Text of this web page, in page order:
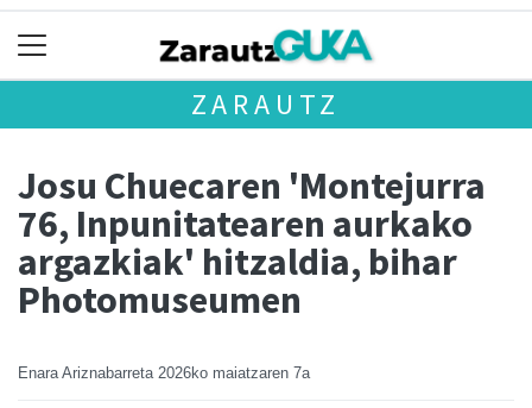
ZARAUTZ
Josu Chuecaren 'Montejurra
76, Inpunitatearen aurkako
argazkiak' hitzaldia, bihar
Photomuseumen
Enara Ariznabarreta 2026ko maiatzaren 7a